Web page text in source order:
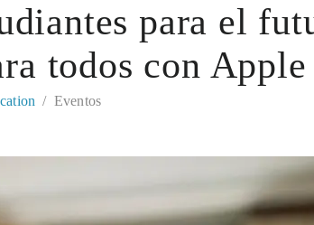
para el
todos con Apple
Eventos